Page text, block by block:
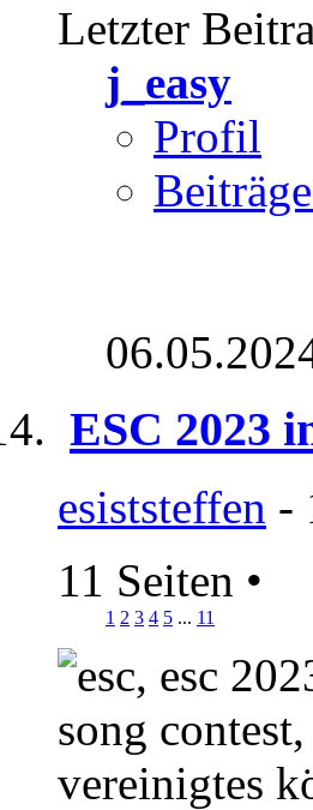
Letzter
j_easy
Profil
ESC 2023
esiststeffen -
11 Seiten •
1 2 3 4 5 ... 11